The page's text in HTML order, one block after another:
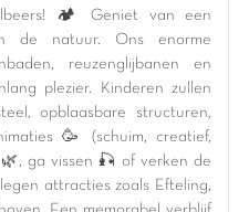
🏕️ Geniet van een
de natuur. Ons enorme
reuzenglijbanen en
plezier. Kinderen zullen
opblaasbare structuren,
🥳 (schuim, creatief,
ga vissen 🎣 of verken de
attracties zoals Efteling,